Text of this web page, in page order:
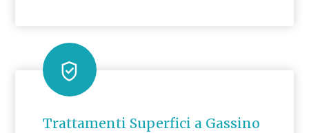
Trattamenti Superfici a Gassino